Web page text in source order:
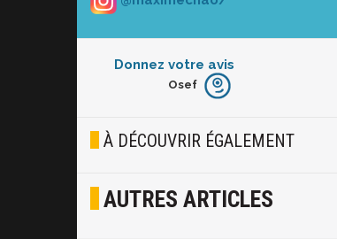
Donnez votre avis
Furieux
Joyeux
Osef
À DÉCOUVRIR ÉGALEMENT
AUTRES ARTICLES